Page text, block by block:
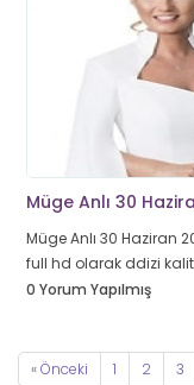
Müge Anlı 30
Müge Anlı 30 Haziran
full hd olarak ddizi
0 Yorum Yapılmış
« Önceki 1 2 3